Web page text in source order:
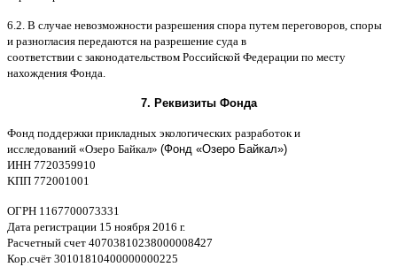
6.2. B случае невозможности разрешения спора путем переговоров, споры
и разногласия передаются на разрешение суда в
соответствии c законодательством Российской Федерации по месту
нахождения Фонда.
7. Реквизиты Фонда
Фонд поддержки прикладных экологических разработок и
исследований «Озеро Байкал» (Фонд «Озеро Байкал»)
ИНН 7720359910
KПП 772001001
ОГРН 1167700073331
Дата регистрации 15 ноября 2016 г.
Расчетный счет 40703810238000008427
Кор.счёт 30101810400000000225